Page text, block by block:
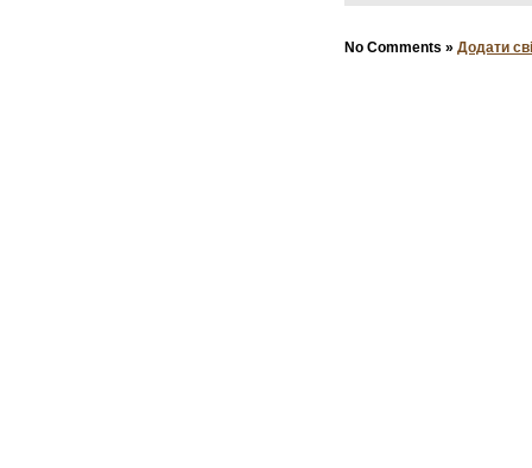
No Comments » Додати